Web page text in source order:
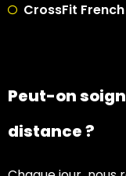
CrossFit
Peut-on
distance ?